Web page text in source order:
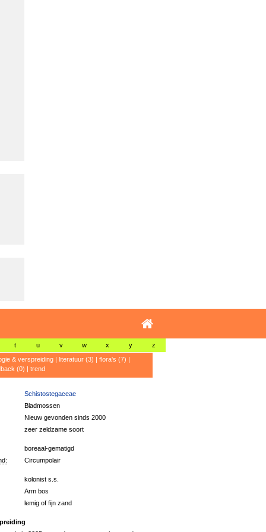
t u v w x y z
& verspreiding| literatuur (3) | flora's (7) |
(0) | trend
Schistostegaceae
Bladmossen
Nieuw gevonden sinds 2000
zeer zeldzame soort
boreaal-gematigd
Circumpolair
kolonist s.s.
Arm bos
lemig of fijn zand